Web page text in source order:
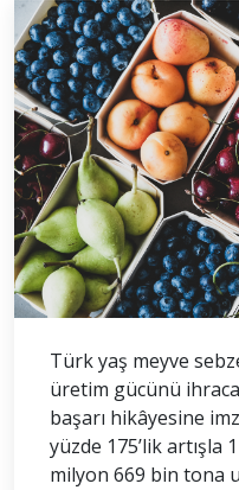
Türk yaş meyve
üretim gücünü
başarı hikâyesine
yüzde 175’lik artışla
milyon 669 bin tona